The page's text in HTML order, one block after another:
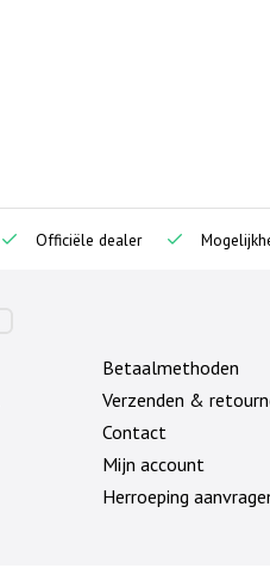
Officiële dealer
Betaalmethoden
Verzenden &
Contact
Mijn account
Herroeping